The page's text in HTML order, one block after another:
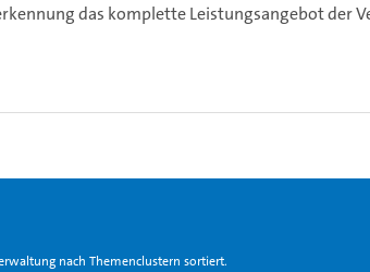
das komplette Leistungsangebot der
nach The­men­clus­tern sor­tiert.